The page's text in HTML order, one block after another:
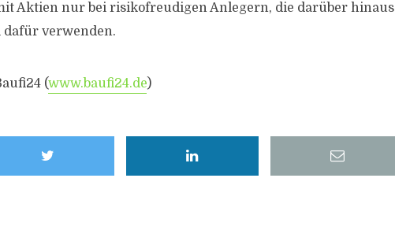
Aktien nur bei risikofreudigen Anlegern, die darüber hinaus
verwenden.
(www.baufi24.de)